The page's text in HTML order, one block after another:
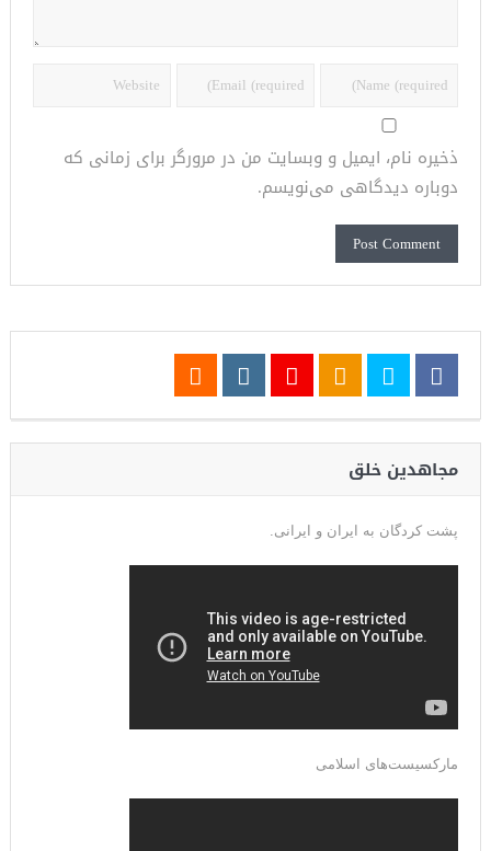
ذخیره نام، ایمیل و وبسایت من در مرورگر برای زمانی که
دوباره دیدگاهی می‌نویسم.
مجاهدین خلق
پشت کردگان به ایران و ایرانی.
مارکسیست‌های اسلامی